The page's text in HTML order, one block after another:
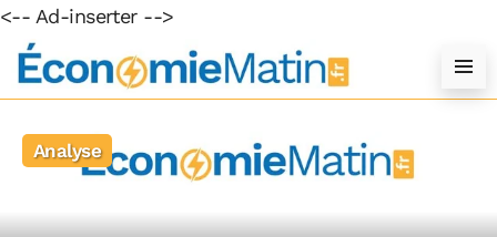
<-- Ad-inserter -->
Analyse